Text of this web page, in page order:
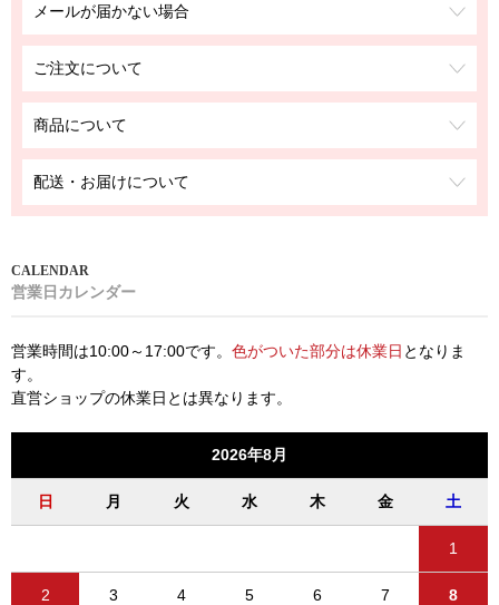
メールが届かない場合
ご注文について
商品について
配送・お届けについて
営業日カレンダー
営業時間は10:00～17:00です。 色がついた部分は休業日 となりま
す。
直営ショップの休業日とは異なります。
2026年8月
日 月 火 水 木 金 土
1
2 3 4 5 6 7 8